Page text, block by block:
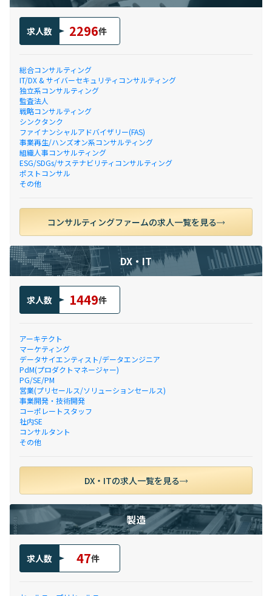
求人数 2296件
総合コンサルティング
IT/DX & サイバーセキュリティコンサルティング
独立系コンサルティング
監査法人
戦略コンサルティング
シンクタンク
ファイナンシャルアドバイザリー(FAS)
事業再生/ハンズオン系コンサルティング
組織人事コンサルティング
ESG/SDGs/サステナビリティコンサルティング
ポストコンサル
その他
コンサルティングファームの求人一覧を見る
DX・IT
求人数 1449件
アーキテクト
マーケティング
データサイエンティスト/データエンジニア
PdM(プロダクトマネージャー)
PG/SE/PM
営業(プリセールス/ソリューションセールス)
事業開発・技術開発
コーポレートスタッフ
社内SE
コンサルタント
その他
DX・ITの求人一覧を見る
製造
求人数 47件